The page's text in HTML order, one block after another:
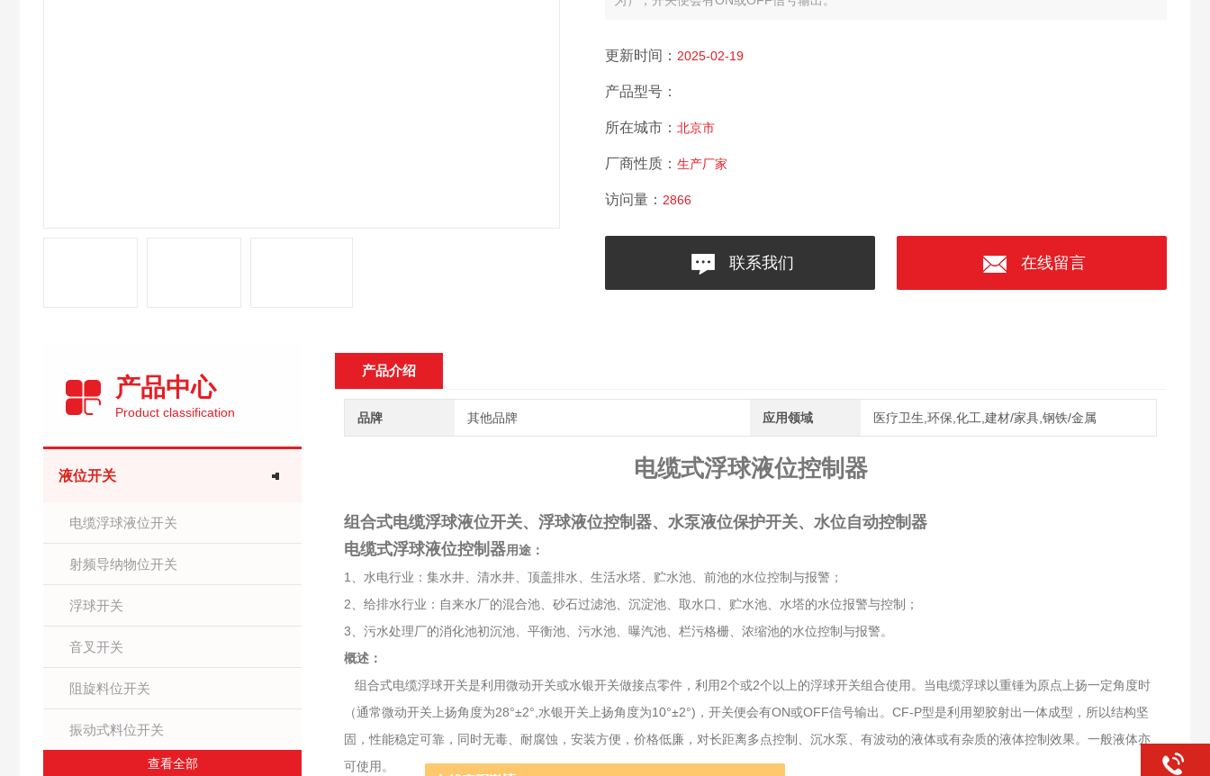
更新时间： 2025-02-19
产品型号：
所在城市： 北京市
厂商性质： 生产厂家
访问量： 2866
联系我们 在线留言
产品中心
Product classification
液位开关
电缆浮球液位开关
射频导纳物位开关
浮球开关
音叉开关
阻旋料位开关
振动式料位开关
查看全部
产品介绍
品牌 其他品牌 应用领域 医疗卫生,环保,化工,建材/家具,钢铁/金属
电缆式浮球液位控制器
组合式电缆浮球液位开关、浮球液位控制器、水泵液位保护开关、水位自动控制器
电缆式浮球液位控制器用途：
1、水电行业：集水井、清水井、顶盖排水、生活水塔、贮水池、前池的水位控制与报警；
2、给排水行业：自来水厂的混合池、砂石过滤池、沉淀池、取水口、贮水池、水塔的水位报警与控制；
3、污水处理厂的消化池初沉池、平衡池、污水池、曝汽池、栏污格栅、浓缩池的水位控制与报警。
概述：
组合式电缆浮球开关是利用微动开关或水银开关做接点零件，利用2个或2个以上的浮球开关组合使用。当电缆浮球以重锤为原点上扬一定角度时
（通常微动开关上扬角度为28°±2°,水银开关上扬角度为10°±2°)，开关便会有ON或OFF信号输出。CF-P型是利用塑胶射出一体成型，所以结构坚
固，性能稳定可靠，同时无毒、耐腐蚀，安装方便，价格低廉，对长距离多点控制、沉水泵、有波动的液体或有杂质的液体控制效果。一般液体亦
可使用。